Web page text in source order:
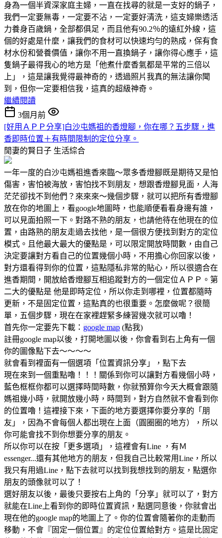
身為一個半資深家庭主婦，一直在找尋的就是一支好的鍋子，
我們一定要無毒，一定要不沾，一定要好清洗，這支婦樂透活
力養身百歲鍋，全部都俱足，而且他有90.2％的遠紅外線，這
個的好處是什麼，讓我們的食材可以快速均勻的熟成，保有食
材水份和營養價值，讓你不用一直換鍋子，讓你得心應手，這
隻鍋子最得我心的地方是「他煮什麼香氣都是平常的三倍以
上」，這是讓我覺得最神奇的，透過照片我真的無法讓你聞
到，但你一定要相信我，這真的超級神奇。
繼續閱讀
3個月前
[好用ＡＰＰ分享]白沙屯媽祖的香燈腳，你在哪？五步驟，進
香即時位置＋有時間限制的定位分享。
閒妻的賢日子 生活綜合
一年一度的白沙屯媽祖進香來臨～眾多香燈腳既是期待又是怕
傷害，害怕被海放，害怕找不到朋友，想跟香燈腳見面，人海
茫茫卻找不到他們？來來來～幾個步驟，就可以把所有香燈腳
放在你的地圖上，看google地圖時，也能順便看看身邊有誰，
可以見面拍照一下。對路不熟的朋友，也請他待在他現在的位
置，由路熟的朋友走過去找他，是一個很方便找到對方的定位
模式。且他最大最大的優點是，可以限定開放時間數，由自己
決定要讓對方看自己的位置幾個小時，不用擔心你回家以後，
對方還看得到你的位置，這點隱私非常的貼心，所以很適合在
進香期間，開放給香燈腳互相追蹤對方的一個定位ＡＰＰ。第
二大的優點是 他是即時定位，所以你走到哪裡，位置都隨時
更新，不是固定位置，這點真的也很重要。怎麼做呢？很簡
單，五個步驟，現在在家裡趕緊多練習幾次就可以嚕！
首先你一定要先下載： google map (點我)
註冊google map以後，打開地圖以後，你會看到右上角有一個
你的圖像點下去～～～～
就會看到裡面有一個選項「位置資訊分享」，點下去
現在來到一個重點嚕！！！關係到你可以讓對方看幾個小時，
藍色框框你都可以選擇時間時數，你就預算你今天大概會跟隨
媽祖幾小時，就開放幾小時，時間到，對方自然就不會看到你
的位置嚕！這裡接下來，下面的地方要選擇你要分享的「朋
友」，因為不會每個人都出現在上面（圓圈圈的地方），所以
你可能會找不到你想要分享的朋友。
所以你可以在按「更多選項」，這裡會有Line ，有Ｍ
essenger...還有其他地方的朋友，但我自己比較常用Line，所以
我只有用過Line，點下去就可以找到我想找到的朋友，點選你
朋友的頭像就可以了！
選好朋友以後，最後只要按右上角的「分享」就可以了，對方
就能在Line上看到你的即時位置資訊，點選同意後，你就會出
現在他的google map的地圖上了。你的位置會隨著你的走動而
移動，不會『固定一個位置』的定位位置給對方。這是比固定